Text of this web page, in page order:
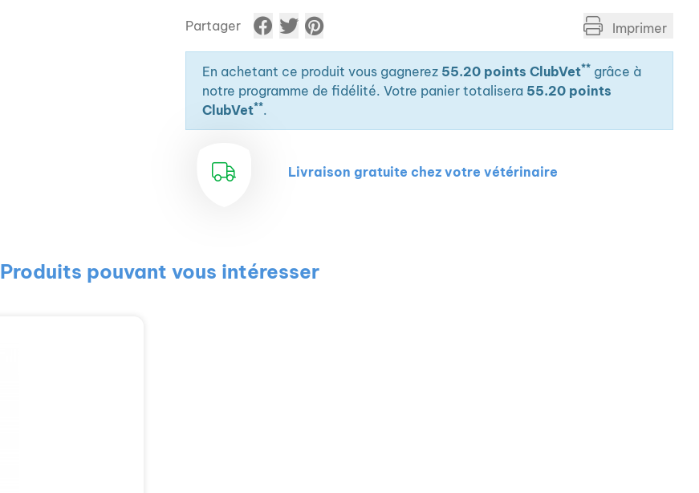
Partager Imprimer
En achetant ce produit vous gagnerez 55.20 points ClubVet** grâce à
notre programme de fidélité. Votre panier totalisera 55.20 points
ClubVet**.
Livraison gratuite chez votre vétérinaire
Produits pouvant vous intéresser